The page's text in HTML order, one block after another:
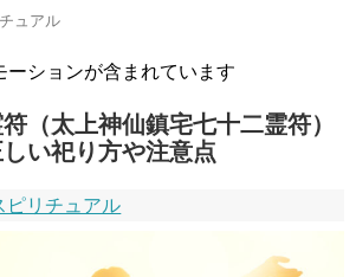
ュアル
ションが含まれています
（太上神仙鎮宅七十二霊符）
い祀り方や注意点
ピリチュアル